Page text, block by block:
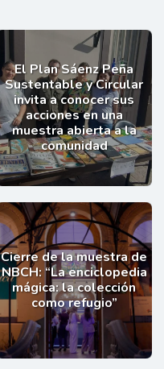
El Plan Sáenz Peña
Sustentable y Circular
invita a conocer sus
acciones en una
muestra abierta a la
comunidad
Cierre de la muestra de
NBCH: “La enciclopedia
mágica: la colección
como refugio”